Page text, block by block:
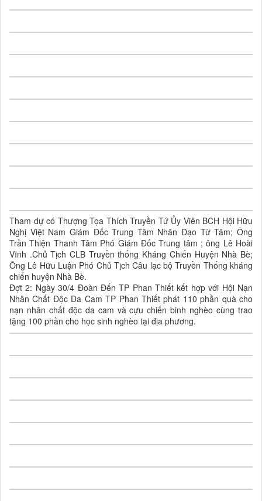
Tham dự có Thượng Tọa Thích Truyền Tứ Ủy Viên BCH Hội Hữu
Nghị Việt Nam Giám Đốc Trung Tâm Nhân Đạo Từ Tâm; Ông
Trần Thiện Thanh Tâm Phó Giám Đốc Trung tâm ; ông Lê Hoài
Vĩnh .Chủ Tịch CLB Truyền thống Kháng Chiến Huyện Nhà Bè;
Ông Lê Hữu Luận Phó Chủ Tịch Câu lạc bộ Truyền Thống kháng
chiến huyện Nhà Bè.
Đợt 2: Ngày 30/4 Đoàn Đến TP Phan Thiết kết hợp với Hội Nạn
Nhân Chất Độc Da Cam TP Phan Thiết phát 110 phần quà cho
nạn nhân chất độc da cam và cựu chiến binh nghèo cùng trao
tặng 100 phần cho học sinh nghèo tại địa phương.